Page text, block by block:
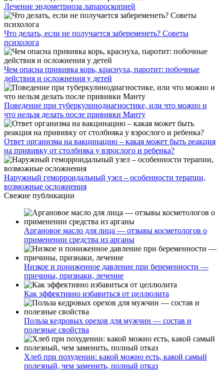
Лечение эндометриоза лапароскопией
Что делать, если не получается забеременеть? Советы
психолога
Чем опасна прививка корь, краснуха, паротит: побочные
действия и осложнения у детей
Поведение при туберкулинодиагностике, или что можно и
что нельзя делать после прививки Манту
Ответ организма на вакцинацию – какая может быть реакция
на прививку от столбняка у взрослого и ребенка?
Наружный геморроидальный узел – особенности терапии,
возможные осложнения
Свежие публикации
Аргановое масло для лица — отзывы косметологов о
применении средства из арганы
Низкое и пониженное давление при беременности —
причины, признаки, лечение
Как эффективно избавиться от целлюлита
Польза кедровых орехов для мужчин — состав и
полезные свойства
Хлеб при похудении: какой можно есть, какой самый
полезный, чем заменить, полный отказ